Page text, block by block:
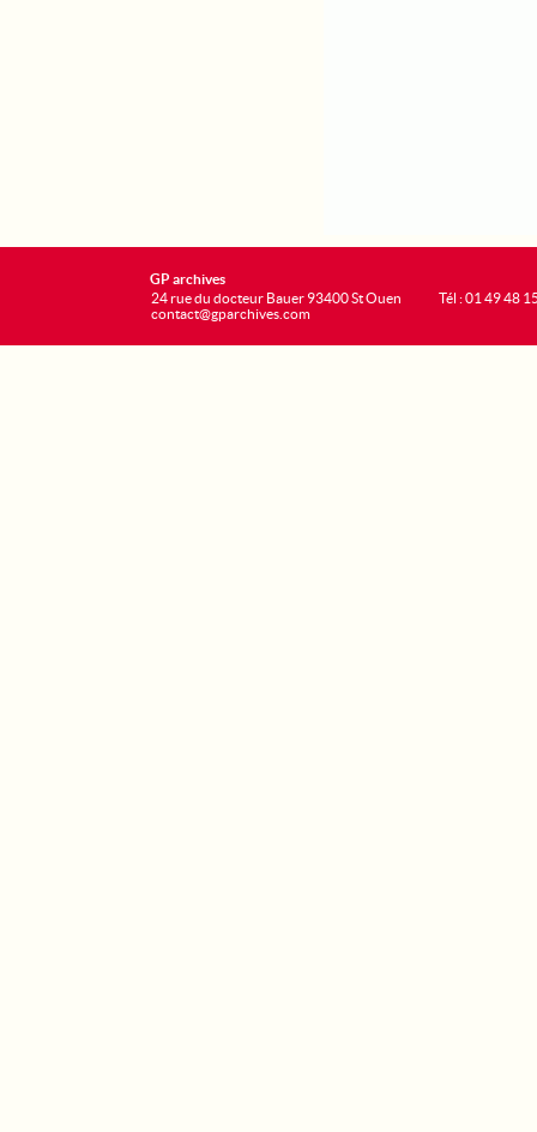
GP archives
24 rue du docteur Bauer 93400 St Ouen
contact@gparchives.com
Tél : 01 49 48